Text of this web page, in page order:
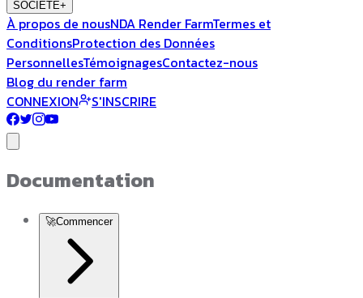
SOCIÉTÉ+
À propos de nousNDA Render FarmTermes et
ConditionsProtection des Données
PersonnellesTémoignagesContactez-nous
Blog du render farm
CONNEXION
S'INSCRIRE
Documentation
🚀Commencer